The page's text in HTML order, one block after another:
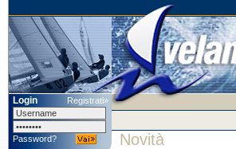
Login Registrati»
Password? Novità